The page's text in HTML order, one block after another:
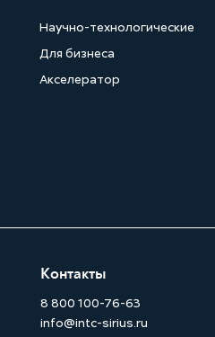
Научно-технологические
Для бизнеса
Акселератор
Контакты
8 800 100-76-63
info@intc-sirius.ru